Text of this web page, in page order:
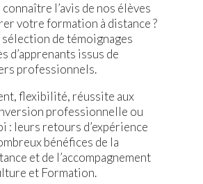
l’avis de nos élèves
votre formation à distance ?
de témoignages
d’apprenants issus de
professionnels.
flexibilité, réussite aux
professionnelle ou
: leurs retours d’expérience
bénéfices de la
et de l’accompagnement
et Formation.